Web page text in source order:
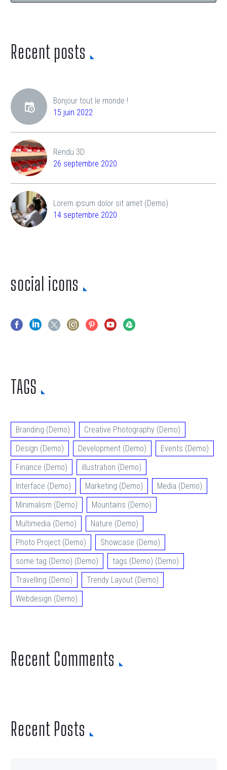
Recent posts
Bonjour tout le monde !
15 juin 2022
Rendu 3D
26 septembre 2020
Lorem ipsum dolor sit amet (Demo)
14 septembre 2020
social icons
TAGS
Branding (Demo)
Creative Photography (Demo)
Design (Demo)
Development (Demo)
Events (Demo)
Finance (Demo)
illustration (Demo)
Interface (Demo)
Marketing (Demo)
Media (Demo)
Minimalism (Demo)
Mountains (Demo)
Multimedia (Demo)
Nature (Demo)
Photo Project (Demo)
Showcase (Demo)
some tag (Demo) (Demo)
tags (Demo) (Demo)
Travelling (Demo)
Trendy Layout (Demo)
Webdesign (Demo)
Recent Comments
Recent Posts